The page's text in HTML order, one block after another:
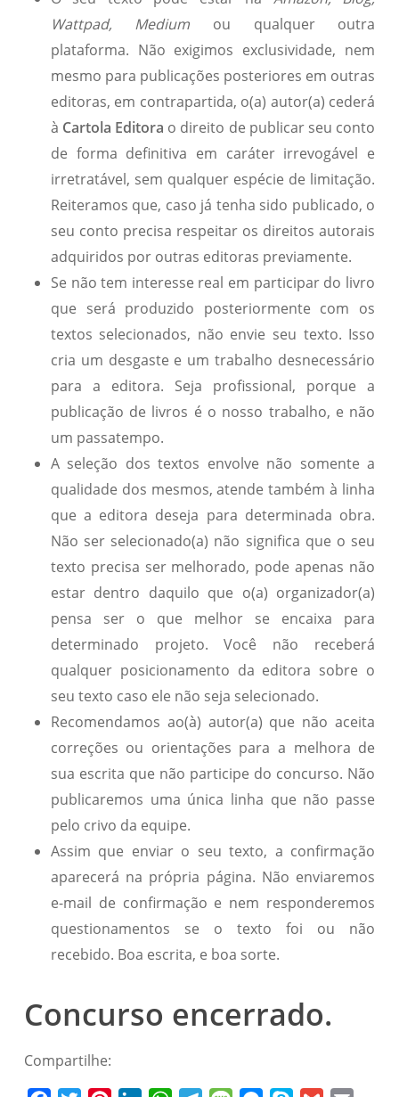
Wattpad, Medium ou qualquer outra
plataforma. Não exigimos exclusividade, nem
mesmo para publicações posteriores em outras
editoras, em contrapartida, o(a) autor(a) cederá
à Cartola Editora o direito de publicar seu conto
de forma definitiva em caráter irrevogável e
irretratável, sem qualquer espécie de limitação.
Reiteramos que, caso já tenha sido publicado, o
seu conto precisa respeitar os direitos autorais
adquiridos por outras editoras previamente.
Se não tem interesse real em participar do livro
que será produzido posteriormente com os
textos selecionados, não envie seu texto. Isso
cria um desgaste e um trabalho desnecessário
para a editora. Seja profissional, porque a
publicação de livros é o nosso trabalho, e não
um passatempo.
A seleção dos textos envolve não somente a
qualidade dos mesmos, atende também à linha
que a editora deseja para determinada obra.
Não ser selecionado(a) não significa que o seu
texto precisa ser melhorado, pode apenas não
estar dentro daquilo que o(a) organizador(a)
pensa ser o que melhor se encaixa para
determinado projeto. Você não receberá
qualquer posicionamento da editora sobre o
seu texto caso ele não seja selecionado.
Recomendamos ao(à) autor(a) que não aceita
correções ou orientações para a melhora de
sua escrita que não participe do concurso. Não
publicaremos uma única linha que não passe
pelo crivo da equipe.
Assim que enviar o seu texto, a confirmação
aparecerá na própria página. Não enviaremos
e-mail de confirmação e nem responderemos
questionamentos se o texto foi ou não
recebido. Boa escrita, e boa sorte.
Concurso encerrado.
Compartilhe: